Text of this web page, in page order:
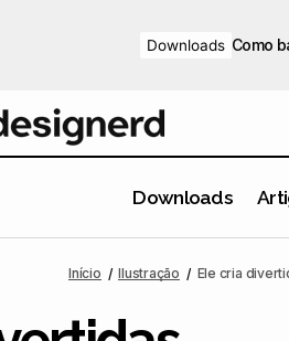
Downloads Como
Downloads
Inspiração
papel
Início Ilustração Ele cria